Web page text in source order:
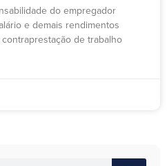
do empregador
e demais rendimentos
de trabalho